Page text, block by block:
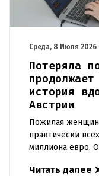
Среда, 8 Июля 2026
Потеряла
история
Австрии
Пожилая
практически
миллиона евро.
продолжает
Читать далее